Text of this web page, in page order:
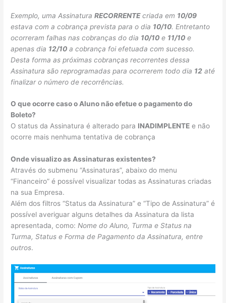
Exemplo, uma AssinaturaRECORRENTEcriada em 10/09
estava com a cobrança prevista para o dia 10/10. Entretanto
ocorreram falhas nas cobranças do dia 10/10 e 11/10 e
apenas dia 12/10 a cobrança foi efetuada com sucesso.
Desta forma as próximas cobranças recorrentes dessa
Assinatura são reprogramadas para ocorrerem todo dia 12 até
finalizar o número de recorrências.
O que ocorre caso o Aluno não efetue o pagamento do
Boleto?
O status da Assinatura é alterado para INADIMPLENTE e não
ocorre mais nenhuma tentativa de cobrança
Onde visualizo as Assinaturas existentes?
Através do submenu “Assinaturas”, abaixo do menu
“Financeiro” é possível visualizar todas as Assinaturas criadas
na sua Empresa.
Além dos filtros “Status da Assinatura” e “Tipo de Assinatura” é
possível averiguar alguns detalhes da Assinatura da lista
apresentada, como:Nome do Aluno, Turma e Status na
Turma, Status e Forma de Pagamento da Assinatura, entre
outros.